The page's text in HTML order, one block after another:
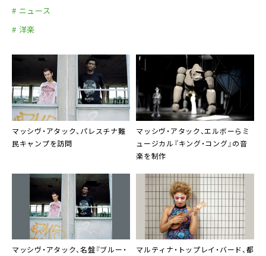
# ニュース
# 洋楽
マッシヴ・アタック、パレスチナ難
民キャンプを訪問
マッシヴ・アタック、エルボーらミ
ュージカル『キング・コング』の音
楽を制作
マッシヴ・アタック、名盤『ブルー・
マルティナ・トップレイ・バード、都